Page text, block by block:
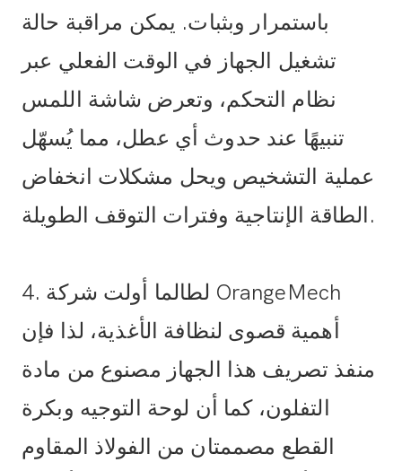
باستمرار وبثبات. يمكن مراقبة حالة
تشغيل الجهاز في الوقت الفعلي عبر
نظام التحكم، وتعرض شاشة اللمس
تنبيهًا عند حدوث أي عطل، مما يُسهّل
عملية التشخيص ويحل مشكلات انخفاض
الطاقة الإنتاجية وفترات التوقف الطويلة.
4. لطالما أولت شركة OrangeMech
أهمية قصوى لنظافة الأغذية، لذا فإن
منفذ تصريف هذا الجهاز مصنوع من مادة
التفلون، كما أن لوحة التوجيه وبكرة
القطع مصممتان من الفولاذ المقاوم